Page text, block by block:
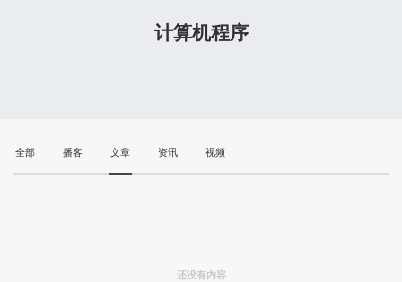
计算机程序
全部 播客 文章 资讯 视频
还没有内容